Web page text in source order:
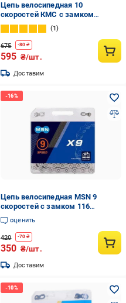
Цепь велосипедная 10
скоростей КМС с замком
(32898735)
1
675 -80 ₴
595 ₴/шт.
Доставим
Цепь велосипедная MSN 9
скоростей с замком 116
звеньев (29327479)
оценить
420 -70 ₴
350 ₴/шт.
Доставим